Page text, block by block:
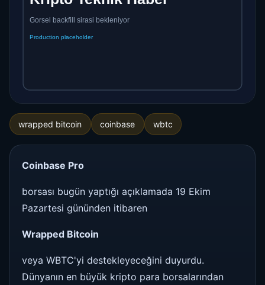
wrapped bitcoin coinbase wbtc
Coinbase Pro
borsası bugün yaptığı açıklamada 19 Ekim
Pazartesi gününden itibaren
Wrapped Bitcoin
veya WBTC'yi destekleyeceğini duyurdu.
Dünyanın en büyük kripto para borsalarından